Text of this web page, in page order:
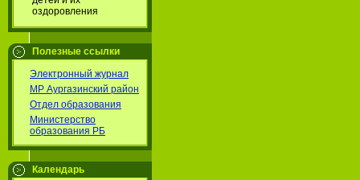
оздоровления
Полезные ссылки
Электронный журнал
МР Аургазинский район
Отдел образования
Министерство
образования РБ
Календарь